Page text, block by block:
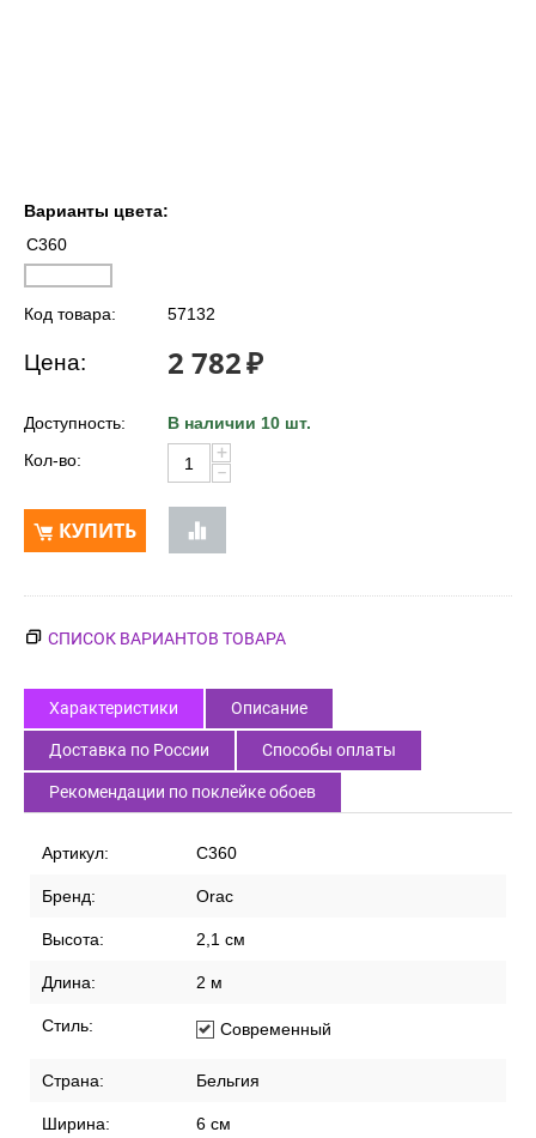
Варианты цвета:
C360
Код товара: 57132
Цена: 2 782₽
Доступность:
В наличии 10 шт.
Кол-во:
+
−
КУПИТЬ
СПИСОК ВАРИАНТОВ ТОВАРА
Характеристики Описание
Доставка по России Способы оплаты
Рекомендации по поклейке обоев
Артикул: C360
Бренд: Orac
Высота: 2,1 см
Длина: 2 м
Стиль: Современный
Страна: Бельгия
Ширина: 6 см